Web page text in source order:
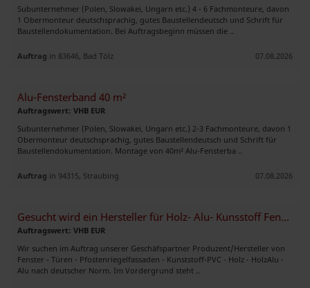
Subunternehmer (Polen, Slowakei, Ungarn etc.) 4 - 6 Fachmonteure, davon
1 Obermonteur deutschsprachig, gutes Baustellendeutsch und Schrift für
Baustellendokumentation. Bei Auftragsbeginn müssen die ..
Auftrag in 83646, Bad Tölz 07.08.2026
Alu-Fensterband 40 m²
Auftragswert: VHB EUR
Subunternehmer (Polen, Slowakei, Ungarn etc.) 2-3 Fachmonteure, davon 1
Obermonteur deutschsprachig, gutes Baustellendeutsch und Schrift für
Baustellendokumentation. Montage von 40m² Alu-Fensterba ..
Auftrag in 94315, Straubing 07.08.2026
Gesucht wird ein Hersteller für Holz- Alu- Kunsstoff Fenster und Türen
Auftragswert: VHB EUR
Wir suchen im Auftrag unserer Geschäfspartner Produzent/Hersteller von
Fenster - Türen - Pfostenriegelfassaden - Kunststoff-PVC - Holz - HolzAlu -
Alu nach deutscher Norm. Im Vordergrund steht ..